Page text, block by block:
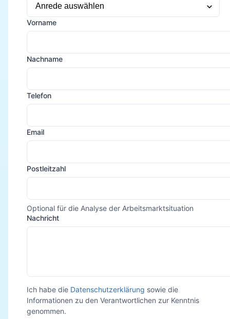
Vorname
Nachname
Telefon
Email
Postleitzahl
Optional für die Analyse der Arbeitsmarktsituation
Nachricht
Ich habe die Datenschutzerklärung sowie die
Informationen zu den Verantwortlichen zur Kenntnis
genommen.